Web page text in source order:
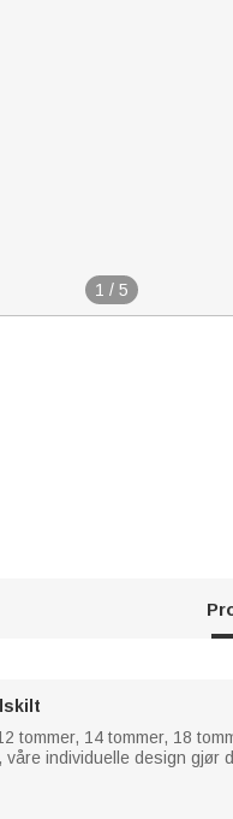
1 / 5
tommer, 14 tommer, 18
våre individuelle design gjør